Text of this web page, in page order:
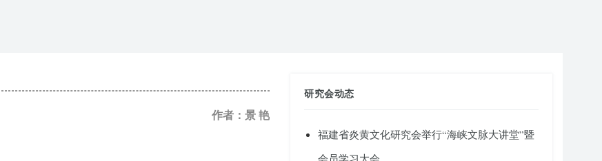
作者：景 艳
研究会动态
福建省炎黄文化研究会举行“海峡文脉大讲堂”暨
会员学习大会